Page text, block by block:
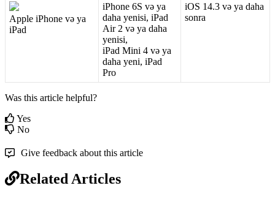
Apple iPhone və ya
iPad
iPhone 6S və ya
daha yenisi, iPad
Air 2 və ya daha
yenisi,
iPad Mini 4 və ya
daha yeni, iPad
Pro
iOS 14.3 və ya daha
sonra
Was this article helpful?
Yes
No
Give feedback about this article
Related Articles